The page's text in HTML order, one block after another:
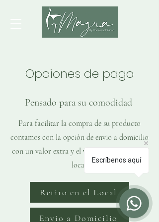
Opciones de pago
Pensado para su comodidad
Para facilitar la compra de su producto
contamos con la opción de envio a domicilio
con un valor extra y el valor con retiro en el
local.
Retiro en el Local
Envio a Domicilio
Escríbenos aquí